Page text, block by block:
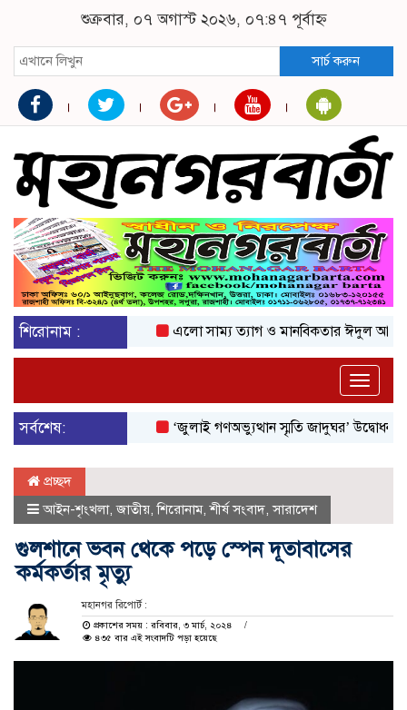
শুক্রবার, ০৭ অগাস্ট ২০২৬, ০৭:৪৭ পূর্বাহ্ন
সার্চ করুন
শিরোনাম : এলো সাম্য ত্যাগ ও মানবিকতার ঈদুল আজহা
Toggle
সর্বশেষ:
‘জুলাই গণঅভ্যুত্থান স্মৃতি জাদুঘর’ উদ্বোধন করলেন
প্রচ্ছদ
আইন-শৃংখলা,জাতীয়,শিরোনাম,শীর্ষ সংবাদ,সারাদেশ
গুলশানে ভবন থেকে পড়ে স্পেন দূতাবাসের
কর্মকর্তার মৃত্যু
মহানগর রিপোর্ট :
প্রকাশের সময় : রবিবার, ৩ মার্চ, ২০২৪
৪৩৫ বার এই সংবাদটি পড়া হয়েছে